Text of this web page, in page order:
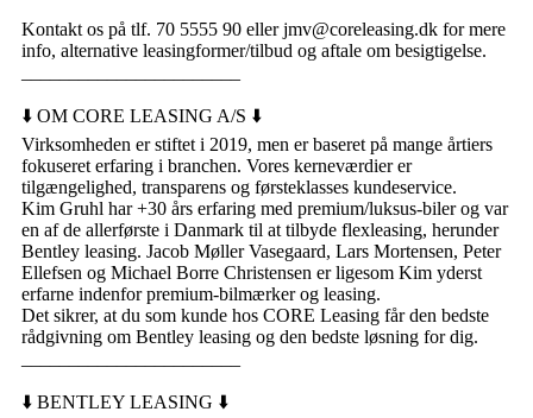
Kontakt os på tlf. 70 5555 90 eller jmv@coreleasing.dk for mere
info, alternative leasingformer/tilbud og aftale om besigtigelse.
⬇️ OM CORE LEASING A/S ⬇️
Virksomheden er stiftet i 2019, men er baseret på mange årtiers
fokuseret erfaring i branchen. Vores kerneværdier er
tilgængelighed, transparens og førsteklasses kundeservice.
Kim Gruhl har +30 års erfaring med premium/luksus-biler og var
en af de allerførste i Danmark til at tilbyde flexleasing, herunder
Bentley leasing. Jacob Møller Vasegaard, Lars Mortensen, Peter
Ellefsen og Michael Borre Christensen er ligesom Kim yderst
erfarne indenfor premium-bilmærker og leasing.
Det sikrer, at du som kunde hos CORE Leasing får den bedste
rådgivning om Bentley leasing og den bedste løsning for dig.
⬇️ BENTLEY LEASING ⬇️